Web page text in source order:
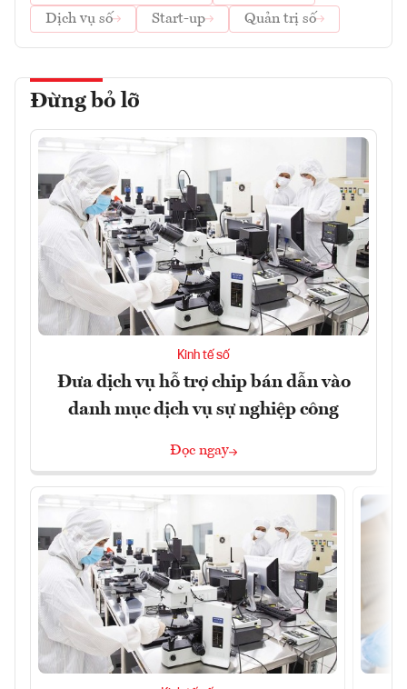
Dịch vụ số
Start-up Quản trị số
Đừng bỏ lỡ
Kinh tế số
Đưa dịch vụ hỗ trợ chip bán dẫn vào
danh mục dịch vụ sự nghiệp công
Đọc ngay